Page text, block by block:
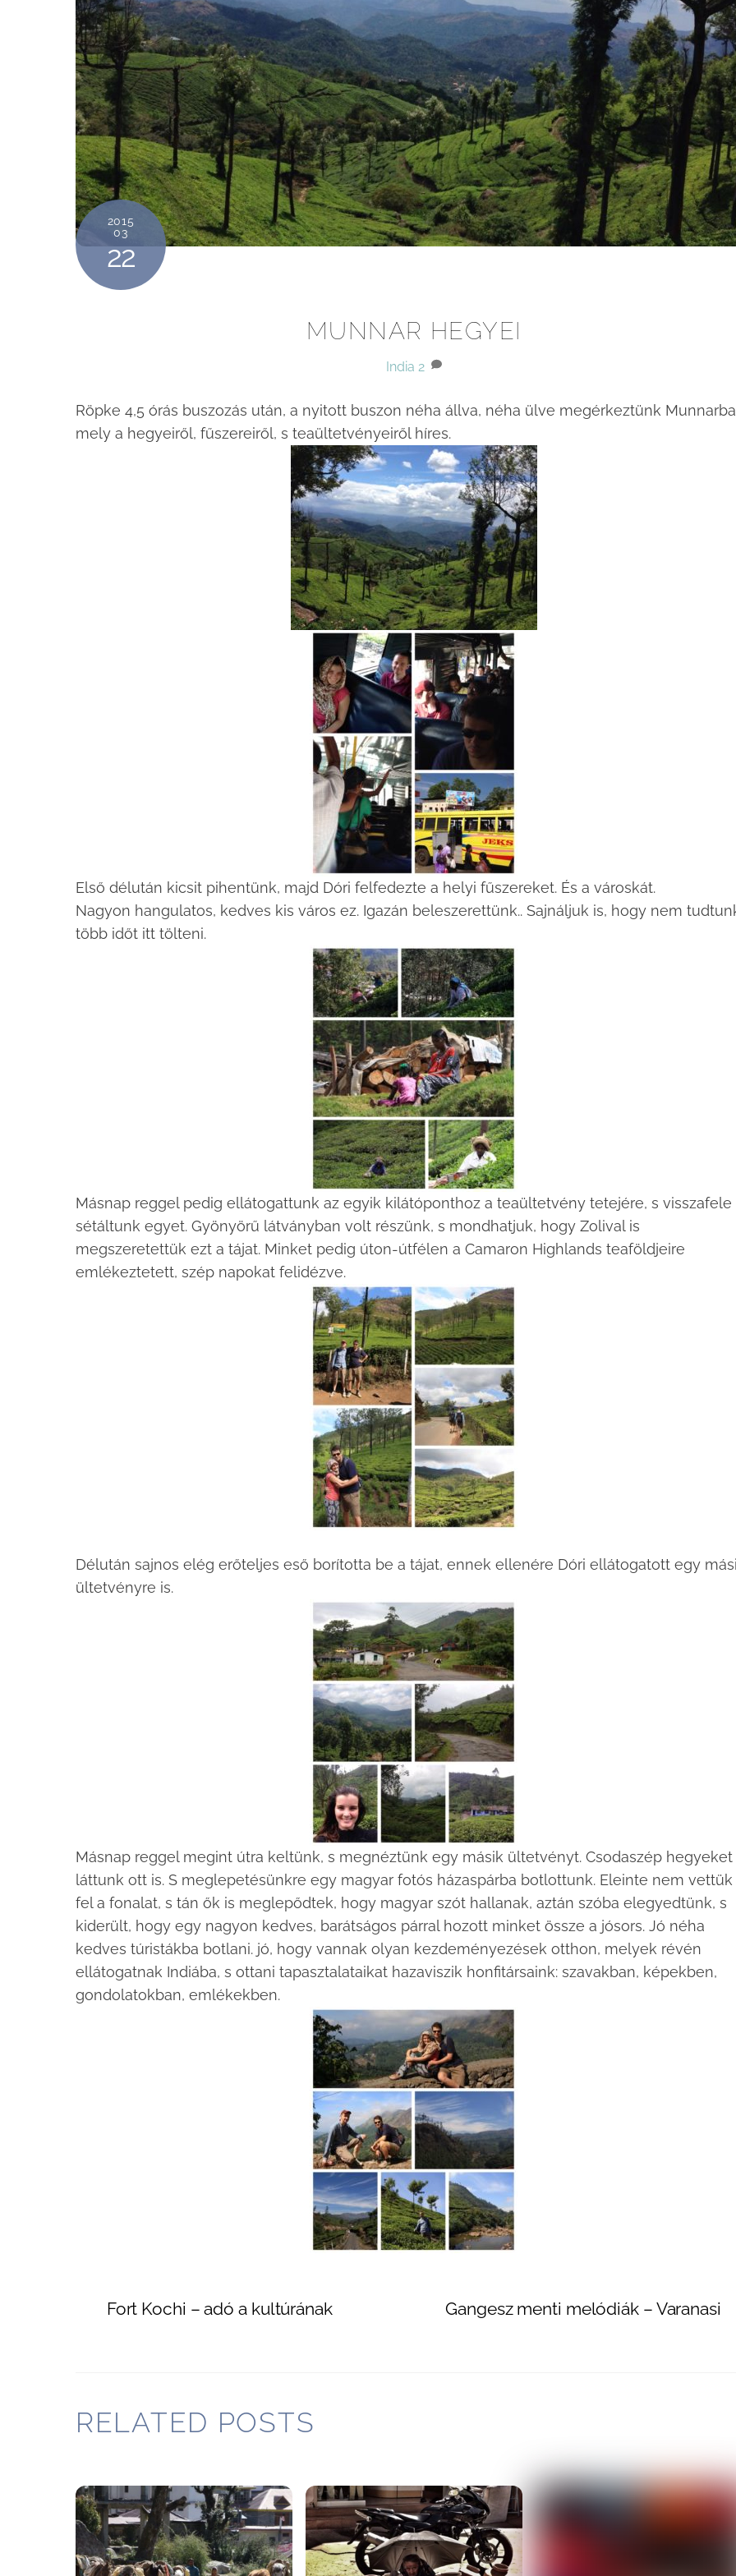
2015
03
22
MUNNAR HEGYEI
India 2
Röpke 4,5 órás buszozás után, a nyitott buszon néha állva, néha ülve megérkeztünk
mely a hegyeiről, fűszereiről, s teaültetvényeiről híres.
Első délután kicsit pihentünk, majd Dóri felfedezte a helyi fűszereket. És a városkát.
Nagyon hangulatos, kedves kis város ez. Igazán beleszerettünk.. Sajnáljuk is, hogy nem
több időt itt tölteni.
Másnap reggel pedig ellátogattunk az egyik kilátóponthoz a teaültetvény tetejére, s visszafele
sétáltunk egyet. Gyönyörű látványban volt részünk, s mondhatjuk, hogy Zolival is
megszeretettük ezt a tájat. Minket pedig úton-útfélen a Camaron Highlands teaföldjeire
emlékeztetett, szép napokat felidézve.
Délután sajnos elég erőteljes eső borította be a tájat, ennek ellenére Dóri ellátogatott egy
ültetvényre is.
Másnap reggel megint útra keltünk, s megnéztünk egy másik ültetvényt. Csodaszép hegyeket
láttunk ott is. S meglepetésünkre egy magyar fotós házaspárba botlottunk. Eleinte nem vettük
fel a fonalat, s tán ők is meglepődtek, hogy magyar szót hallanak, aztán szóba elegyedtünk, s
kiderült, hogy egy nagyon kedves, barátságos párral hozott minket össze a jósors. Jó néha
kedves túristákba botlani. jó, hogy vannak olyan kezdeményezések otthon, melyek révén
ellátogatnak Indiába, s ottani tapasztalataikat hazaviszik honfitársaink: szavakban, képekben,
gondolatokban, emlékekben.
Fort Kochi – adó a kultúrának Gangesz menti melódiák – Varanasi
RELATED POSTS